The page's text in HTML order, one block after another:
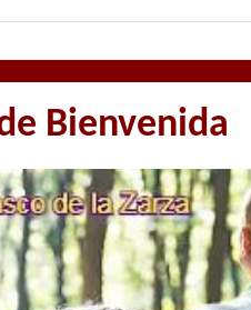
Bienvenida